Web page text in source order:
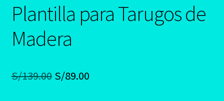
Plantilla para Tarugos de
Madera
S/139.00 El
S/89.00El